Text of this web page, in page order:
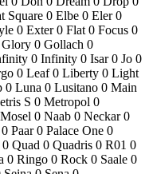
Square 0 Elbe 0 Eler0
0 Exter0 Flat 0 Focus 0
Glory 0 Gollach 0
0 Infinity 0 Isar0 Jo 0
0 Leaf0 Liberty 0 Light
0 Luna 0 Lusitano 0 Main
S 0 Metropol 0
Mosel 0 Naab 0 Neckar0
0 Paar0 Palace One 0
0 Quad 0 Quadris 0 R01 0
0 Ringo 0 Rock 0 Saale 0